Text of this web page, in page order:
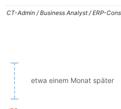
CT-Admin / Business Analyst / ERP-
etwa einem Monat später